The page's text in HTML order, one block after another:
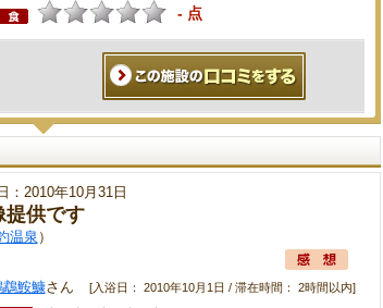
- 点
：2010年10月31日
提供です
温泉 ）
鵡鮟鱇さん [入浴日： 2010年10月1日 / 滞在時間： 2時間以内]